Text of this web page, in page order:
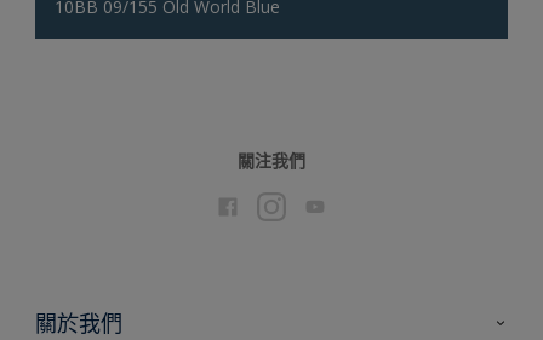
10BB 09/155 Old World Blue
關注我們
關於我們